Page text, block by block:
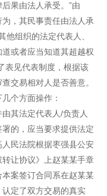
果由法人承受。”由
，其民事责任由法人承
他组织的法定代表人、
或者应当知道其超越权
表见代表制度，根据该
交易相对人是否善意。
个方面操作：
其法定代表人/负责人
的，应当要求提供法定
民法院根据枣强县公安
让协议》上赵某某手章
案签订合同系在赵某某
定了双方交易的真实